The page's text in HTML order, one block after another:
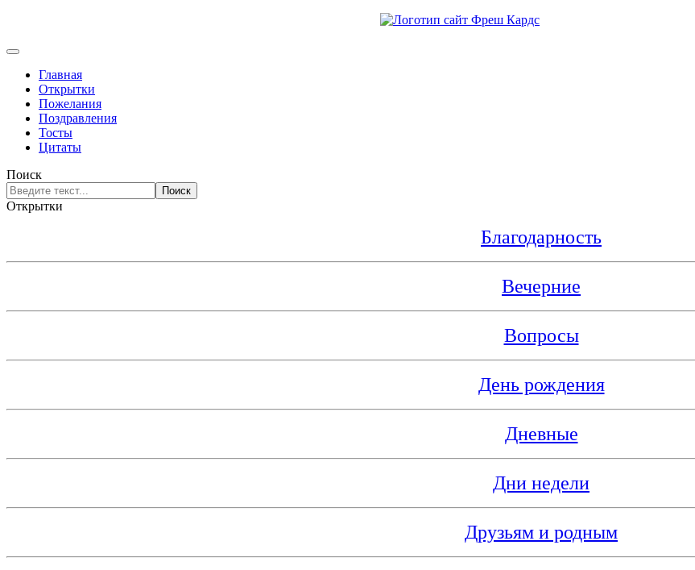
Главная
Открытки
Пожелания
Поздравления
Тосты
Цитаты
Поиск
Поиск
Открытки
Благодарность
Вечерние
Вопросы
День рождения
Дневные
Дни недели
Друзьям и родным